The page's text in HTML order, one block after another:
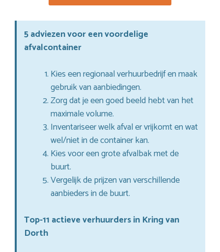
5 adviezen voor een voordelige
afvalcontainer
Kies een regionaal verhuurbedrijf en maak
gebruik van aanbiedingen.
Zorg dat je een goed beeld hebt van het
maximale volume.
Inventariseer welk afval er vrijkomt en wat
wel/niet in de container kan.
Kies voor een grote afvalbak met de
buurt.
Vergelijk de prijzen van verschillende
aanbieders in de buurt.
Top-11 actieve verhuurders in Kring van
Dorth